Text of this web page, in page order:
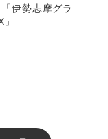
伊勢志摩グラ